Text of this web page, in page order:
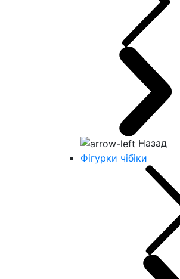
Назад
Фігурки чібіки